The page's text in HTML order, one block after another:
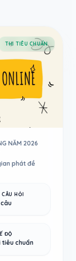
THI TIÊU CHUẨN
NĂM 2026
phát đề
HỎI
ĐỘ
tiêu chuẩn